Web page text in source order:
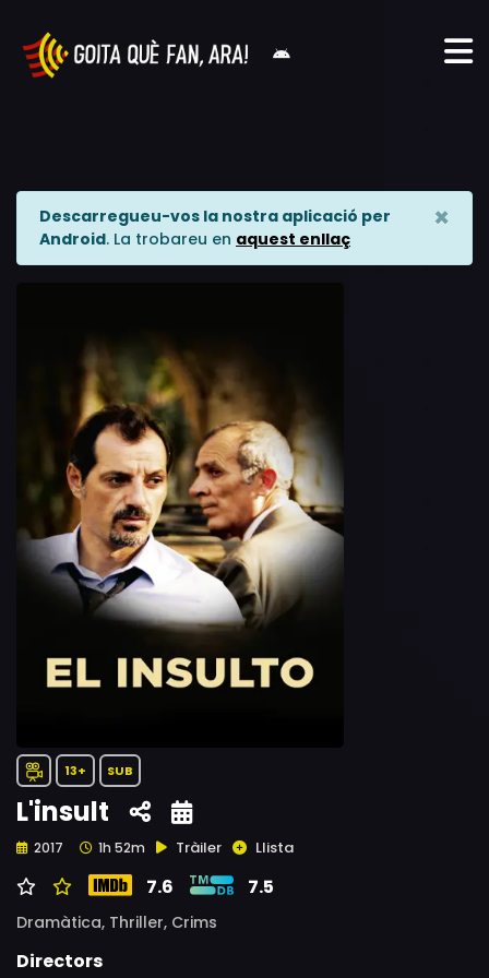
Descarregueu-vos la nostra aplicació per
Android. La trobareu en aquest enllaç
×
13+ SUB
L'insult
2017 1h 52m Tràiler Llista
7.6 7.5
Dramàtica, Thriller, Crims
Directors